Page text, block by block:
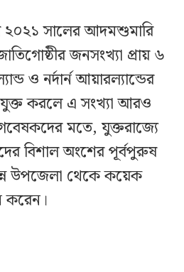
২০২১ সালের আদমশুমারি
জনসংখ্যা প্রায় ৬
ও নর্দার্ন আয়ারল্যান্ডের
যুক্ত করলে এ সংখ্যা আরও
মতে, যুক্তরাজ্যে
বিশাল অংশের পূর্বপুরুষ
উপজেলা থেকে কয়েক